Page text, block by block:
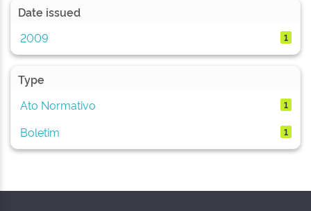
Date issued
2009
1
Type
Ato Normativo
1
Boletim 1